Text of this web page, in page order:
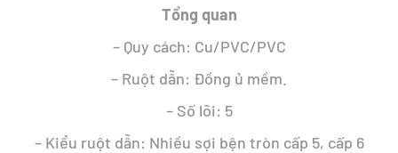
Tổng quan
– Quy cách: Cu/PVC/PVC
– Ruột dẫn: Đồng ủ mềm.
– Số lõi: 5
– Kiểu ruột dẫn: Nhiều sợi bện tròn cấp 5, cấp 6